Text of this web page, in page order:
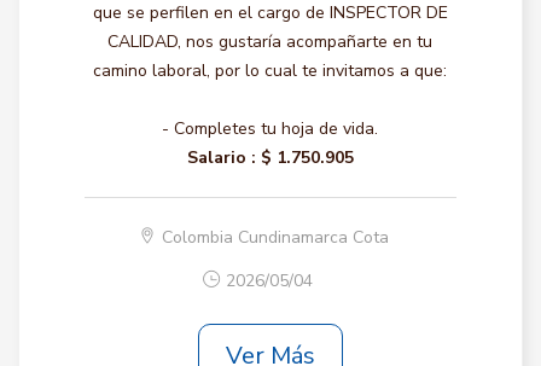
que se perfilen en el cargo de INSPECTOR DE
CALIDAD, nos gustaría acompañarte en tu
camino laboral, por lo cual te invitamos a que:
- Completes tu hoja de vida.
Salario : $ 1.750.905
Colombia Cundinamarca Cota
2026/05/04
Ver Más